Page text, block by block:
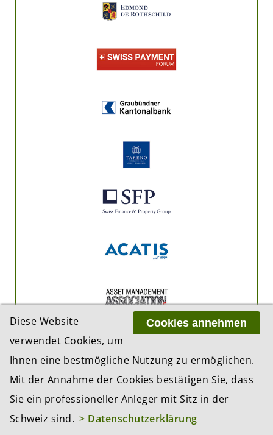
Cookies annehmen
Diese Website
verwendet Cookies, um
Ihnen eine bestmögliche Nutzung zu ermöglichen.
Mit der Annahme der Cookies bestätigen Sie, dass
Sie ein professioneller Anleger mit Sitz in der
Schweiz sind. > Datenschutzerklärung